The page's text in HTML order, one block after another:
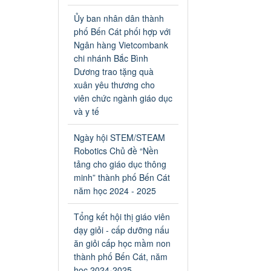
tại các cơ sở giáo dục trên địa
bàn thị xã Bến Cát
Ngày ban hành: 04/03/2024
Kế hoạch thực hiện Chỉ thị
số 16/CT-TTg ngày
27/05/2023 của Thủ tướng
Chính phủ về tăng cường
phòng ngừa, đấu tranh tội
liên quan đến hoạt động tổ
chức đánh bạc và đánh bạc
Kế hoạch thực hiện Chỉ thị số
16/CT-TTg ngày 27/05/2023
của Thủ tướng Chính phủ về
tăng cường phòng ngừa, đấu
tranh tội phạm, vi phạm pháp
luật liên quan đến hoạt động
tổ chức đánh bạc và đánh bạc
Ngày ban hành: 04/03/2024
Ủy ban nhân dân thành
phố Bến Cát phối hợp với
Ngân hàng Vietcombank
chi nhánh Bắc Bình
Dương trao tặng quà
xuân yêu thương cho
viên chức ngành giáo dục
và y tế
Ngày hội STEM/STEAM
Robotics Chủ đề “Nền
tảng cho giáo dục thông
minh” thành phố Bến Cát
năm học 2024 - 2025
Tổng kết hội thị giáo viên
dạy giỏi - cấp dưỡng nấu
ăn giỏi cấp học mầm non
thành phố Bến Cát, năm